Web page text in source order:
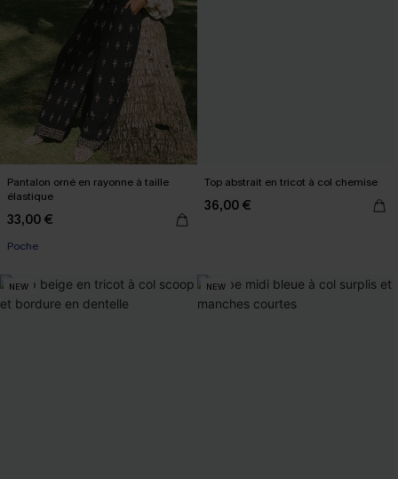
Pantalon orné en rayonne à taille
élastique
33,00 €
Poche
Top abstrait en tricot à col chemise
36,00 €
NEW NEW